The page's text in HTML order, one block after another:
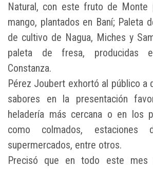
Natural, con este fruto de Monte
mango, plantados en Baní; Paleta
de cultivo de Nagua, Miches y
paleta de fresa, producidas
Constanza.
Pérez Joubert exhortó al público a
sabores en la presentación
heladería más cercana o en los
como colmados, estaciones
supermercados, entre otros.
Precisó que en todo este mes